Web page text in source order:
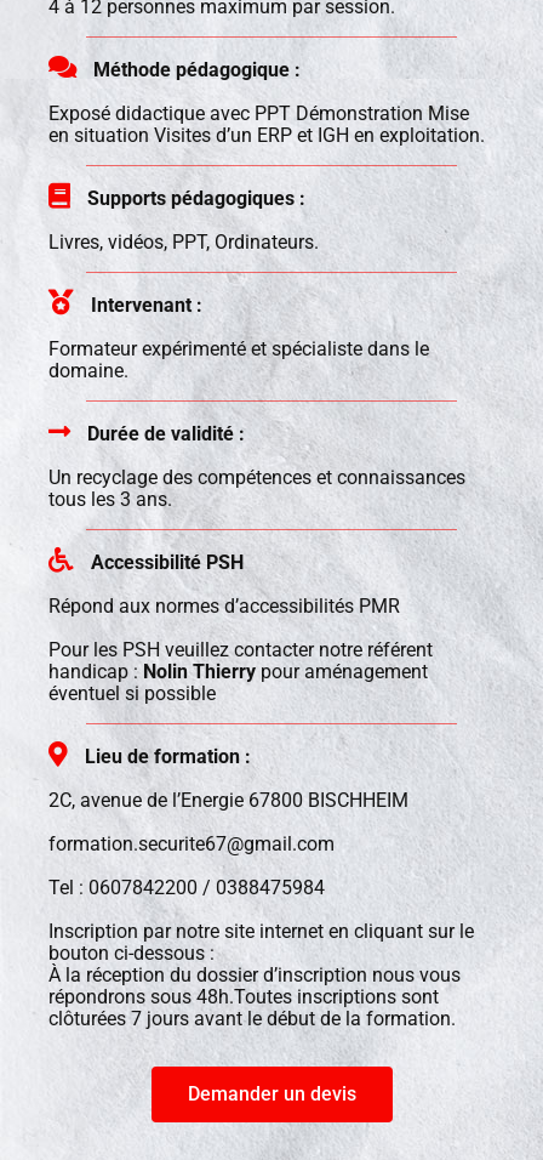
4 à 12 personnes maximum par session.
Méthode pédagogique :
Exposé didactique avec PPT Démonstration Mise
en situation Visites d’un ERP et IGH en exploitation.
Supports pédagogiques :
Livres, vidéos, PPT, Ordinateurs.
Intervenant :
Formateur expérimenté et spécialiste dans le
domaine.
Durée de validité :
Un recyclage des compétences et connaissances
tous les 3 ans.
Accessibilité PSH
Répond aux normes d’accessibilités PMR
Pour les PSH veuillez contacter notre référent
handicap :Nolin Thierry pour aménagement
éventuel si possible
Lieu de formation :
2C, avenue de l’Energie 67800 BISCHHEIM
formation.securite67@gmail.com
Tel : 0607842200 / 0388475984
Inscription par notre site internet en cliquant sur le
bouton ci-dessous :
À la réception du dossier d’inscription nous vous
répondrons sous 48h.Toutes inscriptions sont
clôturées 7 jours avant le début de la formation.
Demander un devis